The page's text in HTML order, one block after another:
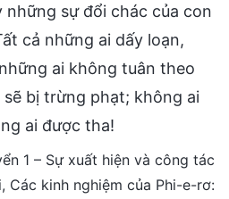
sự đổi chác của con
cả những ai dấy loạn,
ai không tuân theo
bị trừng phạt; không ai
ai được tha!
1 – Sự xuất hiện và công tác
Các kinh nghiệm của Phi-e-rơ: